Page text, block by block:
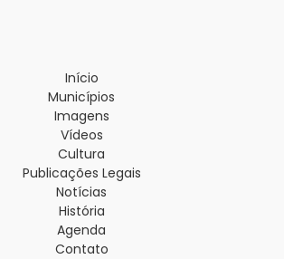
Início
Municípios
Imagens
Vídeos
Cultura
Publicações Legais
Notícias
História
Agenda
Contato